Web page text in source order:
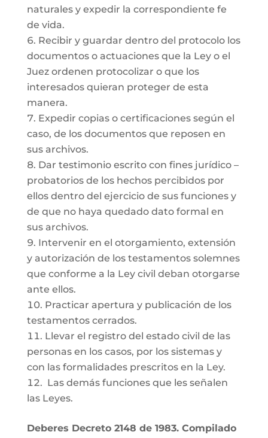
naturales y expedir la correspondiente fe
de vida.
Recibir y guardar dentro del protocolo los
documentos o actuaciones que la Ley o el
Juez ordenen protocolizar o que los
interesados quieran proteger de esta
manera.
Expedir copias o certificaciones según el
caso, de los documentos que reposen en
sus archivos.
Dar testimonio escrito con fines jurídico –
probatorios de los hechos percibidos por
ellos dentro del ejercicio de sus funciones y
de que no haya quedado dato formal en
sus archivos.
Intervenir en el otorgamiento, extensión
y autorización de los testamentos solemnes
que conforme a la Ley civil deban otorgarse
ante ellos.
Practicar apertura y publicación de los
testamentos cerrados.
Llevar el registro del estado civil de las
personas en los casos, por los sistemas y
con las formalidades prescritos en la Ley.
Las demás funciones que les señalen
las Leyes.
Deberes Decreto 2148 de 1983. Compilado